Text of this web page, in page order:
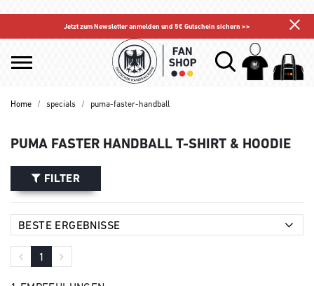
Jetzt zum Newsletter anmelden und 5€ Gutschein sichern >>
Home specials puma-faster-handball
PUMA FASTER HANDBALL T-SHIRT & HOODIE
FILTER
1